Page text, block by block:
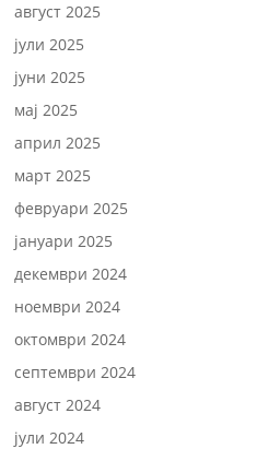
август 2025
јули 2025
јуни 2025
мај 2025
април 2025
март 2025
февруари 2025
јануари 2025
декември 2024
ноември 2024
октомври 2024
септември 2024
август 2024
јули 2024